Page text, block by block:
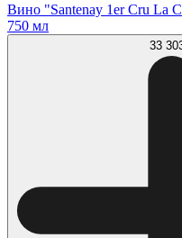
Вино "Santenay 1er Cru La
750 мл
33